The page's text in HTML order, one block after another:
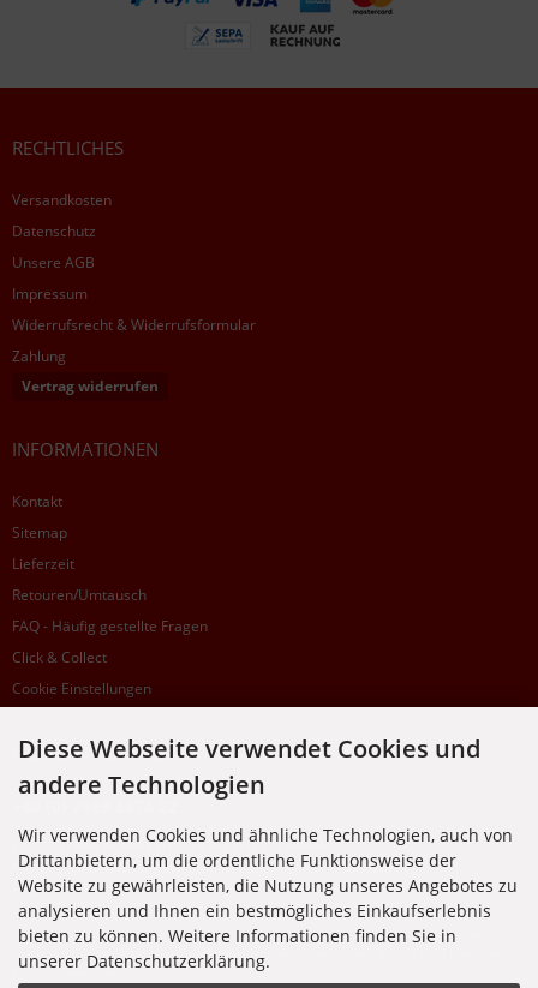
RECHTLICHES
Versandkosten
Datenschutz
Unsere AGB
Impressum
Widerrufsrecht & Widerrufsformular
Zahlung
Vertrag widerrufen
INFORMATIONEN
Kontakt
Sitemap
Lieferzeit
Retouren/Umtausch
FAQ - Häufig gestellte Fragen
Click & Collect
Cookie Einstellungen
SUPPORTHOTLINE
Zu laufenden Aufträgen oder Fragen allgemein:
Montag, Dienstag, Donnerstag, Freitag: 10:00 - 16:00 Uhr
Mittwoch: 10:00 - 18:00 Uhr
* Kosten: normaler Ortstarif DE, mit Flatratevertrag natürlich kostenlos. Aus dem
Ausland fallen die jeweils geltenden Auslandsgebühren an. Anrufe aus dem Handynetz
können abweichen.
Diese Webseite verwendet Cookies und
andere Technologien
Wir verwenden Cookies und ähnliche Technologien, auch von
Drittanbietern, um die ordentliche Funktionsweise der
Website zu gewährleisten, die Nutzung unseres Angebotes zu
analysieren und Ihnen ein bestmögliches Einkaufserlebnis
bieten zu können. Weitere Informationen finden Sie in
unserer Datenschutzerklärung.